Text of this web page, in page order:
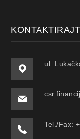
ul.
Tel./Fax: